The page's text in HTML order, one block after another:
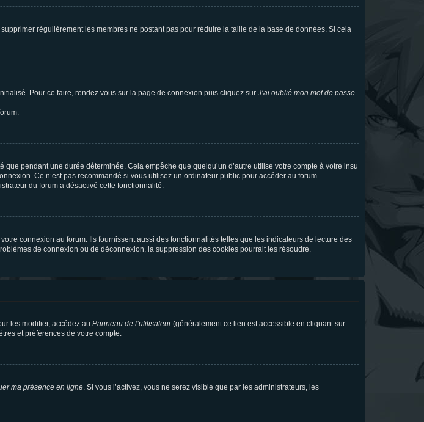
régulièrement les membres ne postant pas pour réduire la taille de la base de données. Si cela
Pour ce faire, rendez vous sur la page de connexion puis cliquez sur J’ai oublié mon mot de passe.
que pendant une durée déterminée. Cela empêche que quelqu’un d’autre utilise votre compte à votre insu
Ce n’est pas recommandé si vous utilisez un ordinateur public pour accéder au forum
du forum a désactivé cette fonctionnalité.
connexion au forum. Ils fournissent aussi des fonctionnalités telles que les indicateurs de lecture des
de connexion ou de déconnexion, la suppression des cookies pourrait les résoudre.
les modifier, accédez au Panneau de l’utilisateur(généralement ce lien est accessible en cliquant sur
et préférences de votre compte.
ma présence en ligne. Si vous l’activez, vous ne serez visible que par les administrateurs, les